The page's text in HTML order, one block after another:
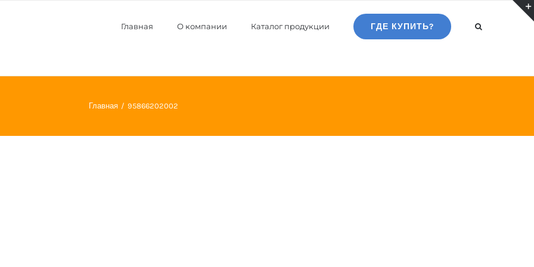
Главная О компании Каталог продукции ГДЕ КУПИТЬ?
Главная 95866202002